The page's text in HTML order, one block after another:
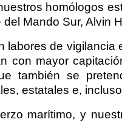
homólogos
Mando Sur, Alvin
labores de vigilancia
con mayor
también se
estatales e,
marítimo, y